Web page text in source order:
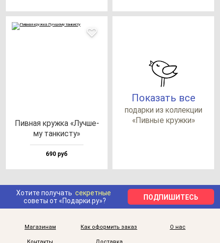
Пив­ная круж­ка «Луч­ше­
му тан­кис­ту»
690 руб
Показать все
по­дар­ки из кол­лек­ции
«Пив­ные круж­ки»
Хотите получать секретные
советы от «Подарки.ру»?
ПОДПИШИТЕСЬ
Магазинам Как оформить заказ О нас